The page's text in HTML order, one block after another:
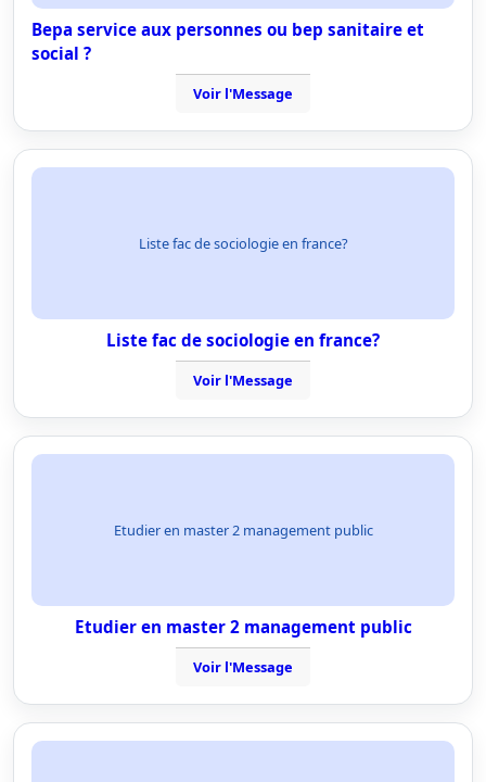
Bepa service aux personnes ou bep sanitaire et
social ?
Voir l'Message
Liste fac de sociologie en france?
Liste fac de sociologie en france?
Voir l'Message
Etudier en master 2 management public
Etudier en master 2 management public
Voir l'Message